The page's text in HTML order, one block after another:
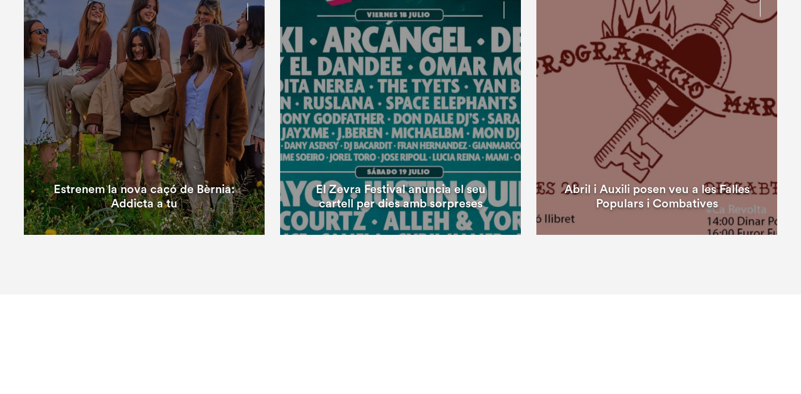
Estrenem la nova caçó de Bèrnia:
Addicta a tu
El Zevra Festival anuncia el seu
cartell per dies amb sorpreses
Abril i Auxili posen veu a les Falles
Populars i Combatives